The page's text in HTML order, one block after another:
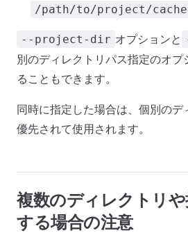
/path/to/project/cache
--project-dir オプションと
別のディレクトリパス指定のオ
ることもできます。
同時に指定した場合は、個別の
優先されて使用されます。
複数のディレクトリ
する場合の注意